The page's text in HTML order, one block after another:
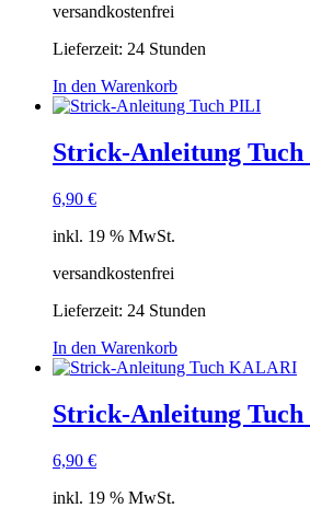
versandkostenfrei
Lieferzeit: 24 Stunden
In den Warenkorb
Strick-Anleitung
6,90 €
inkl. 19 % MwSt.
versandkostenfrei
Lieferzeit: 24 Stunden
In den Warenkorb
Strick-Anleitung
6,90 €
inkl. 19 % MwSt.